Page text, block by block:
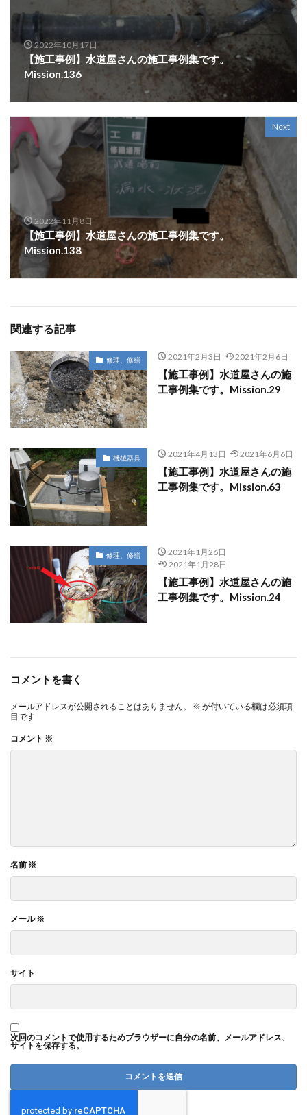
2022年10月17日
【施工事例】水道屋さんの施工事例集です。
Mission.136
Next
2022年11月8日
【施工事例】水道屋さんの施工事例集です。
Mission.138
関連する記事
修理、修繕 2021年2月3日 2021年2月6日
【施工事例】水道屋さんの施
工事例集です。Mission.29
機械器具 2021年4月13日 2021年6月6日
【施工事例】水道屋さんの施
工事例集です。Mission.63
修理、修繕
2021年1月26日
2021年1月28日
【施工事例】水道屋さんの施
工事例集です。Mission.24
コメントを書く
メールアドレスが公開されることはありません。 ※ が付いている欄は必須項
目です
コメント ※
名前 ※
メール※
サイト
次回のコメントで使用するためブラウザーに自分の名前、メールアドレス、
サイトを保存する。